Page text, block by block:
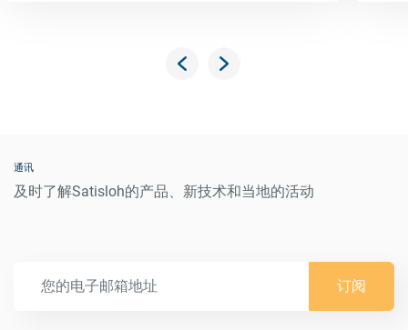
通讯
及时了解Satisloh的产品、新技术和当地的活动
订阅